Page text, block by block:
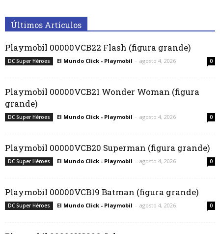
Últimos Artículos
Playmobil 00000VCB22 Flash (figura grande)
DC Super Héroes El Mundo Click - Playmobil - agosto 4, 2026 0
Playmobil 00000VCB21 Wonder Woman (figura
grande)
DC Super Héroes El Mundo Click - Playmobil - agosto 4, 2026 0
Playmobil 00000VCB20 Superman (figura grande)
DC Super Héroes El Mundo Click - Playmobil - agosto 4, 2026 0
Playmobil 00000VCB19 Batman (figura grande)
DC Super Héroes El Mundo Click - Playmobil - agosto 4, 2026 0